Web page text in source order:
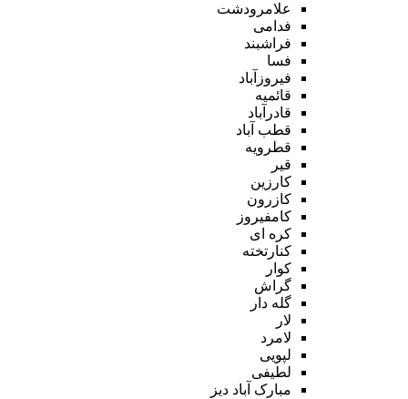
علامرودشت
فدامی
فراشبند
فسا
فیروزآباد
قائمیه
قادرآباد
قطب آباد
قطرویه
قیر
کارزین
کازرون
کامفیروز
کره ای
کنارتخته
کوار
گراش
گله دار
لار
لامرد
لپویی
لطیفی
مبارک آباد دیز